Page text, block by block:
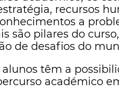
recursos
a
são pilares do
de desafios do
têm a
académico